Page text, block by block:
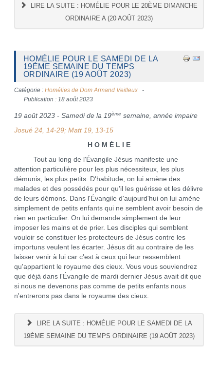
LIRE LA SUITE : HOMÉLIE POUR LE 20ÈME DIMANCHE
ORDINAIRE A (20 AOÛT 2023)
HOMÉLIE POUR LE SAMEDI DE LA
19ÈME SEMAINE DU TEMPS
ORDINAIRE (19 AOÛT 2023)
Catégorie : Homélies de Dom Armand Veilleux
Publication : 18 août 2023
19 août 2023 - Samedi de la 19ème semaine, année impaire
Josué 24, 14-29; Matt 19, 13-15
H O M É L I E
Tout au long de l'Évangile Jésus manifeste une
attention particulière pour les plus nécessiteux, les plus
démunis, les plus petits. D'habitude, on lui amène des
malades et des possédés pour qu'il les guérisse et les délivre
de leurs démons. Dans l'Évangile d'aujourd'hui on lui amène
simplement de petits enfants qui ne semblent avoir besoin de
rien en particulier. On lui demande simplement de leur
imposer les mains et de prier. Les disciples qui semblent
vouloir se constituer les protecteurs de Jésus contre les
importuns veulent les écarter. Jésus dit au contraire de les
laisser venir à lui car c'est à ceux qui leur ressemblent
qu'appartient le royaume des cieux. Vous vous souviendrez
que déjà dans l'Évangile de mardi dernier Jésus avait dit que
si nous ne devenons pas comme de petits enfants nous
n'entrerons pas dans le royaume des cieux.
LIRE LA SUITE : HOMÉLIE POUR LE SAMEDI DE LA
19ÈME SEMAINE DU TEMPS ORDINAIRE (19 AOÛT 2023)